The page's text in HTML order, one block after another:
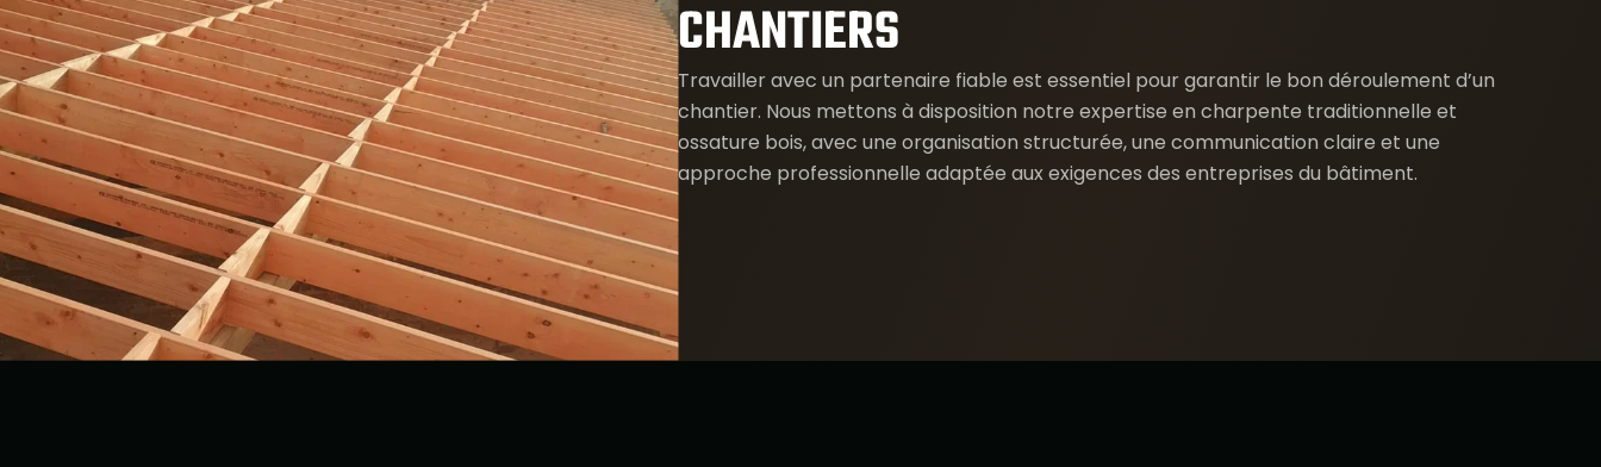
CHANTIERS
Travailler avec un partenaire fiable est essentiel pour garantir le bon déroulement d’un
chantier. Nous mettons à disposition notre expertise en charpente traditionnelle et
ossature bois, avec une organisation structurée, une communication claire et une
approche professionnelle adaptée aux exigences des entreprises du bâtiment.